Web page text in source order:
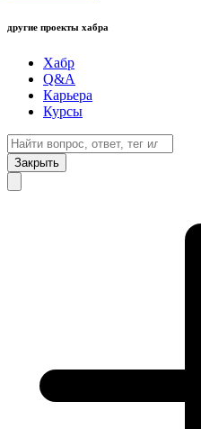
другие проекты хабра
Хабр
Q&A
Карьера
Курсы
Закрыть